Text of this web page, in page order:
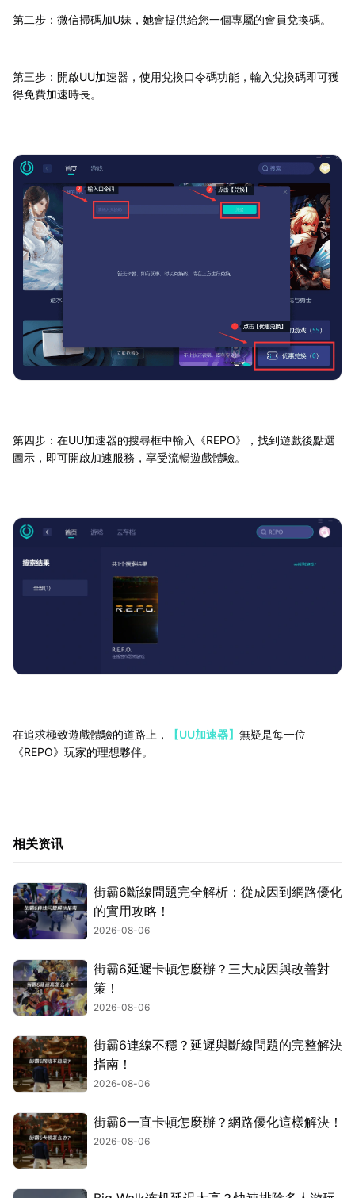
第二步：微信掃碼加U妹，她會提供給您一個專屬的會員兌換碼。
第三步：開啟UU加速器，使用兌換口令碼功能，輸入兌換碼即可獲
得免費加速時長。
第四步：在UU加速器的搜尋框中輸入《REPO》，找到遊戲後點選
圖示，即可開啟加速服務，享受流暢遊戲體驗。
在追求極致遊戲體驗的道路上， 【UU加速器】 無疑是每一位
《REPO》玩家的理想夥伴。
相关资讯
街霸6斷線問題完全解析：從成因到網路優化
的實用攻略！
2026-08-06
街霸6延遲卡頓怎麼辦？三大成因與改善對
策！
2026-08-06
街霸6連線不穩？延遲與斷線問題的完整解決
指南！
2026-08-06
街霸6一直卡頓怎麼辦？網路優化這樣解決！
2026-08-06